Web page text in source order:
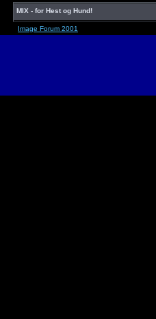
MIX - for Hest og Hund!
Image Forum 2001